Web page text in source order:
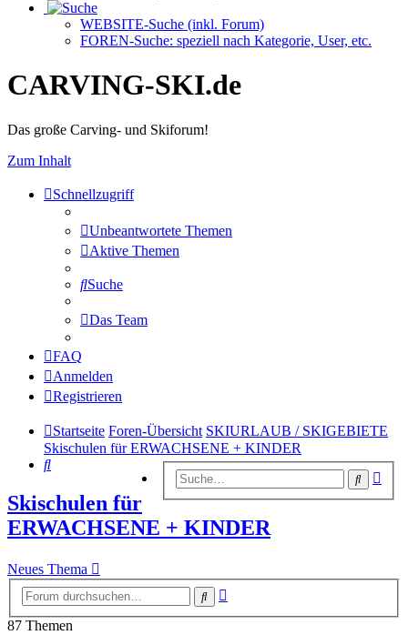
WEBSITE-Suche (inkl. Forum)
FOREN-Suche: speziell nach Kategorie, User, etc.
CARVING-SKI.de
Das große Carving- und Skiforum!
Zum Inhalt
Schnellzugriff
Unbeantwortete Themen
Aktive Themen
Suche
Das Team
FAQ
Anmelden
Registrieren
Startseite Foren-Übersicht SKIURLAUB / SKIGEBIETE
Skischulen für ERWACHSENE + KINDER
Suche
Suche
Skischulen für
ERWACHSENE + KINDER
Neues Thema
Suche
87 Themen